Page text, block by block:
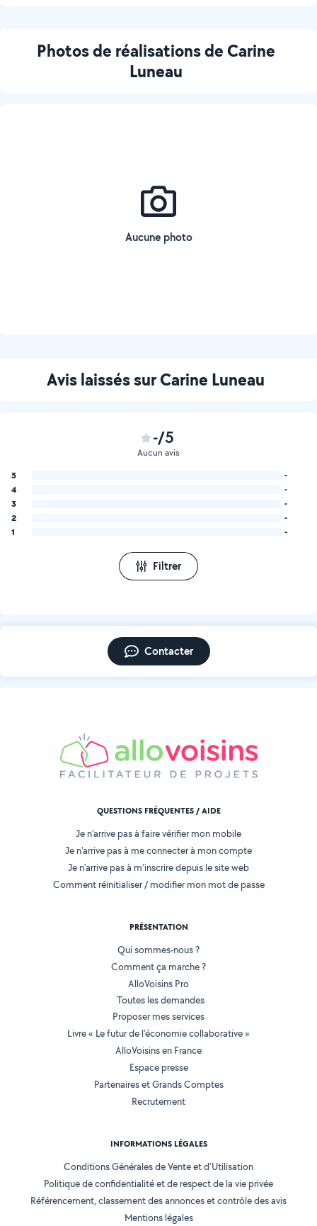
Photos de réalisations de Carine
Luneau
Aucune photo
Avis laissés sur Carine Luneau
-/5
Aucun avis
5
-
4
-
3
-
2
-
1
-
Filtrer
Contacter
QUESTIONS FRÉQUENTES / AIDE
Je n'arrive pas à faire vérifier mon mobile
Je n'arrive pas à me connecter à mon compte
Je n'arrive pas à m'inscrire depuis le site web
Comment réinitialiser / modifier mon mot de passe
PRÉSENTATION
Qui sommes-nous ?
Comment ça marche ?
AlloVoisins Pro
Toutes les demandes
Proposer mes services
Livre « Le futur de l'économie collaborative »
AlloVoisins en France
Espace presse
Partenaires et Grands Comptes
Recrutement
INFORMATIONS LÉGALES
Conditions Générales de Vente et d'Utilisation
Politique de confidentialité et de respect de la vie privée
Référencement, classement des annonces et contrôle des avis
Mentions légales